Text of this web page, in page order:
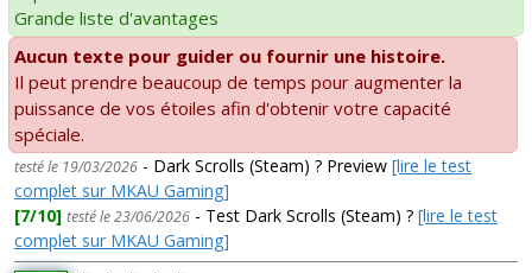
Grande liste d'avantages
Aucun texte pour guider ou fournir une histoire.
Il peut prendre beaucoup de temps pour augmenter la
puissance de vos étoiles afin d'obtenir votre capacité
spéciale.
testé le 19/03/2026 - Dark Scrolls (Steam) ? Preview [lire le test
complet sur MKAU Gaming]
[7/10] testé le 23/06/2026 - Test Dark Scrolls (Steam) ? [lire le test
complet sur MKAU Gaming]